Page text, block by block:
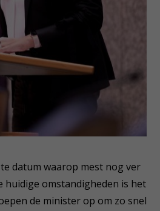
datum waarop mest nog ver
huidige omstandigheden is het
de minister op om zo snel